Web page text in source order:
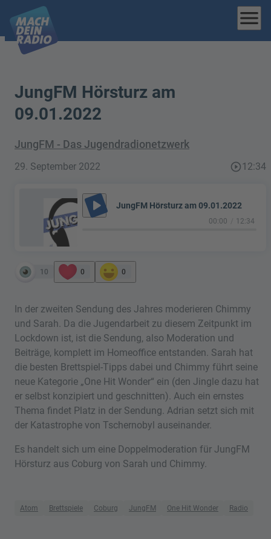
menu
JungFM Hörsturz am
09.01.2022
JungFM - Das Jugendradionetzwerk
29. September 2022 play_circle_outline12:34
play_arrow JungFM Hörsturz am 09.01.2022
00:00 12:34
10 0 0
In der zweiten Sendung des Jahres moderieren Chimmy
und Sarah. Da die Jugendarbeit zu diesem Zeitpunkt im
Lockdown ist, ist die Sendung, also Moderation und
Beiträge, komplett im Homeoffice entstanden. Sarah hat
die besten Brettspiel-Tipps dabei und Chimmy führt seine
neue Kategorie „One Hit Wonder“ ein (den Jingle dazu hat
er selbst konzipiert und geschnitten). Auch ein ernstes
Thema findet Platz in der Sendung. Adrian setzt sich mit
der Katastrophe von Tschernobyl auseinander.
Es handelt sich um eine Doppelmoderation für JungFM
Hörsturz aus Coburg von Sarah und Chimmy.
Atom Brettspiele Coburg JungFM One Hit Wonder Radio